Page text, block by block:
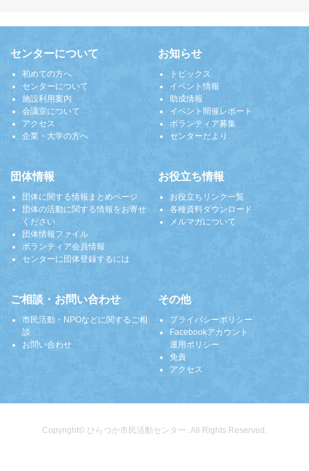
センターについて
初めての方へ
センターについて
施設利用案内
会議室について
アクセス
企業・大学の方へ
お知らせ
トピックス
イベント情報
助成情報
イベント開催レポート
ボランティア募集
センターだより
団体情報
団体に関する情報まとめページ
団体の活動に関する情報をお寄せ
ください
団体情報ファイル
ボランティア会員情報
センターに団体登録するには
お役立ち情報
お役立ちリンク一覧
各種資料ダウンロード
メルマガについて
ご相談・お問い合わせ
市民活動・NPOなどに関するご相
談
お問い合わせ
その他
プライバシーポリシー
Facebookアカウント
運用ポリシー
免責
アクセス
Copyright© ひらつか市民活動センター. All Rights Reserved.